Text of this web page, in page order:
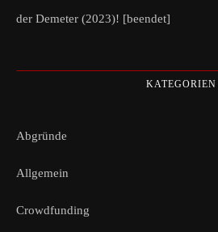
der Demeter (2023)! [beendet]
KATEGORIEN
Abgründe
Allgemein
Crowdfunding